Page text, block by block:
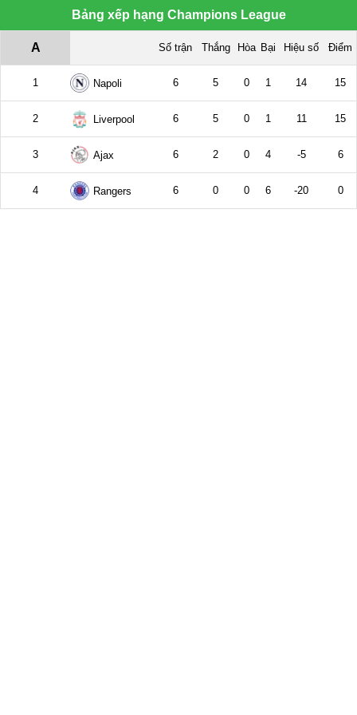
Bảng xếp hạng Champions League
A Số trận Thắng Hòa Bại Hiệu số Điểm
1 Napoli 6 5 0 1 14 15
2 Liverpool 6 5 0 1 11 15
3 Ajax 6 2 0 4 -5 6
4 Rangers 6 0 0 6 -20 0